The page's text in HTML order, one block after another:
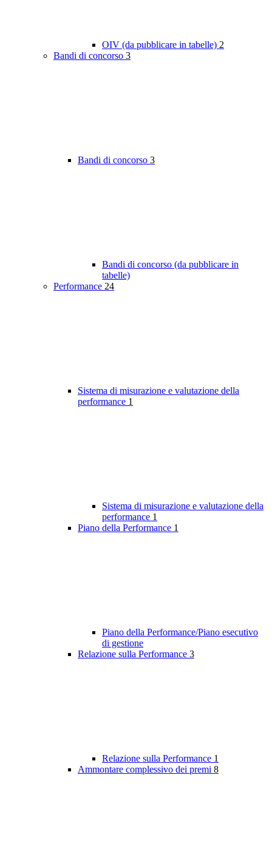
OIV (da pubblicare in tabelle) 2
Bandi di concorso 3
Bandi di concorso 3
Bandi di concorso (da pubblicare in
tabelle)
Performance 24
Sistema di misurazione e valutazione della
performance 1
Sistema di misurazione e valutazione della
performance 1
Piano della Performance 1
Piano della Performance/Piano esecutivo
di gestione
Relazione sulla Performance 3
Relazione sulla Performance 1
Ammontare complessivo dei premi 8